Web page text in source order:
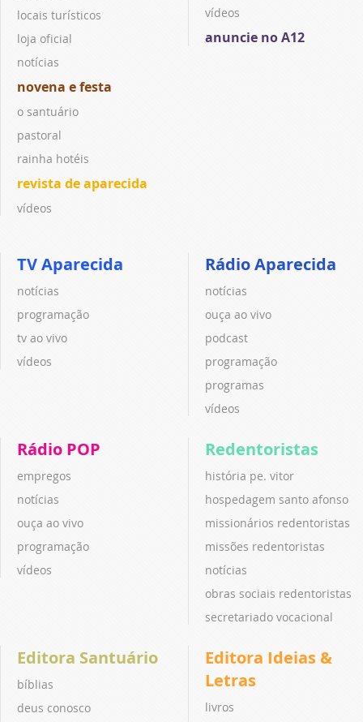
locais turísticos
loja oficial
notícias
novena e festa
o santuário
pastoral
rainha hotéis
revista de aparecida
vídeos
vídeos
anuncie no A12
TV Aparecida
notícias
programação
tv ao vivo
vídeos
Rádio Aparecida
notícias
ouça ao vivo
podcast
programação
programas
vídeos
Rádio POP
empregos
notícias
ouça ao vivo
programação
vídeos
Redentoristas
história pe. vitor
hospedagem santo afonso
missionários redentoristas
missões redentoristas
notícias
obras sociais redentoristas
secretariado vocacional
Editora Santuário
bíblias
deus conosco
Editora Ideias &
Letras
livros